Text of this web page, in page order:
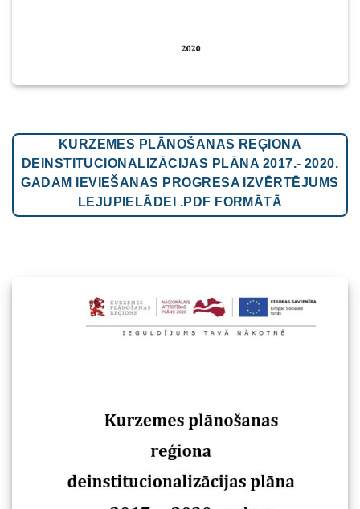
KURZEMES PLĀNOŠANAS REĢIONA
DEINSTITUCIONALIZĀCIJAS PLĀNA 2017.- 2020.
GADAM IEVIEŠANAS PROGRESA IZVĒRTĒJUMS
LEJUPIELĀDEI .PDF FORMĀTĀ